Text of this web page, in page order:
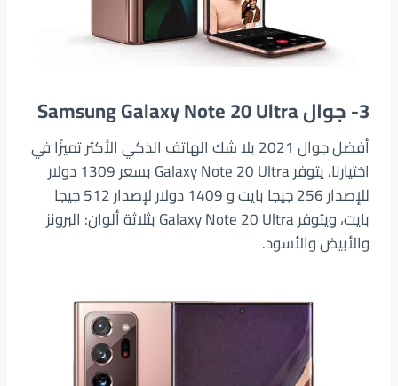
3- جوال Samsung Galaxy Note 20 Ultra
أفضل جوال 2021 بلا شك الهاتف الذكي الأكثر تميزًا في
اختيارنا، يتوفر Galaxy Note 20 Ultra بسعر 1309 دولار
للإصدار 256 جيجا بايت و 1409 دولار لإصدار 512 جيجا
بايت، ويتوفر Galaxy Note 20 Ultra بثلاثة ألوان: البرونز
والأبيض والأسود.